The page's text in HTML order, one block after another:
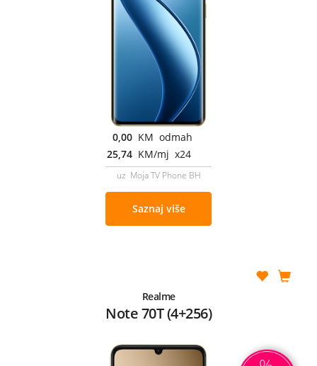
0,00 KM odmah
25,74 KM/mj x24
uz Moja TV Phone BH
Saznaj više
Realme
Note 70T (4+256)